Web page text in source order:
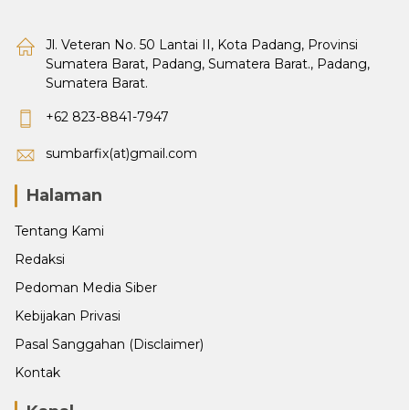
Jl. Veteran No. 50 Lantai II, Kota Padang, Provinsi
Sumatera Barat, Padang, Sumatera Barat., Padang,
Sumatera Barat.
+62 823-8841-7947
sumbarfix(at)gmail.com
Halaman
Tentang Kami
Redaksi
Pedoman Media Siber
Kebijakan Privasi
Pasal Sanggahan (Disclaimer)
Kontak